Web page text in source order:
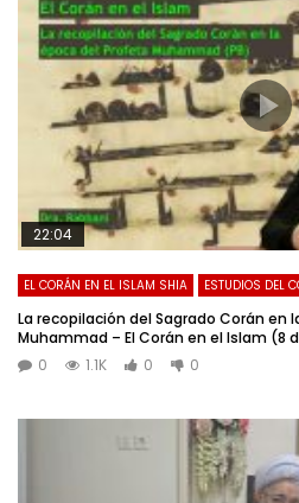
22:04
EL CORÁN EN EL ISLAM SHIA ESTUDIOS DEL
La recopilación del Sagrado Corán en
Muhammad – El Corán en el Islam (8
0
1.1K 0 0